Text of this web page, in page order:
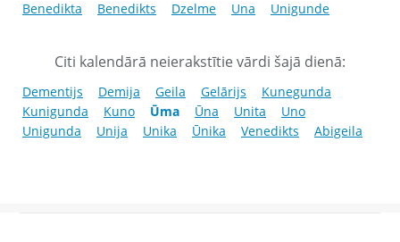
Benedikta Benedikts Dzelme Una Unigunde
Citi kalendārā neierakstītie vārdi šajā dienā:
Dementijs Demija Geila Gelārijs
Kunegunda
Kunigunda
Kuno Ūma Ūna Unita
Uno
Unigunda
Unija Unika Ūnika Venedikts Abigeila